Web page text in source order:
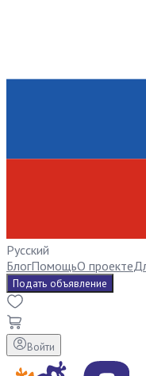
Русский
БлогПомощьО проекте
Подать объявление
Войти